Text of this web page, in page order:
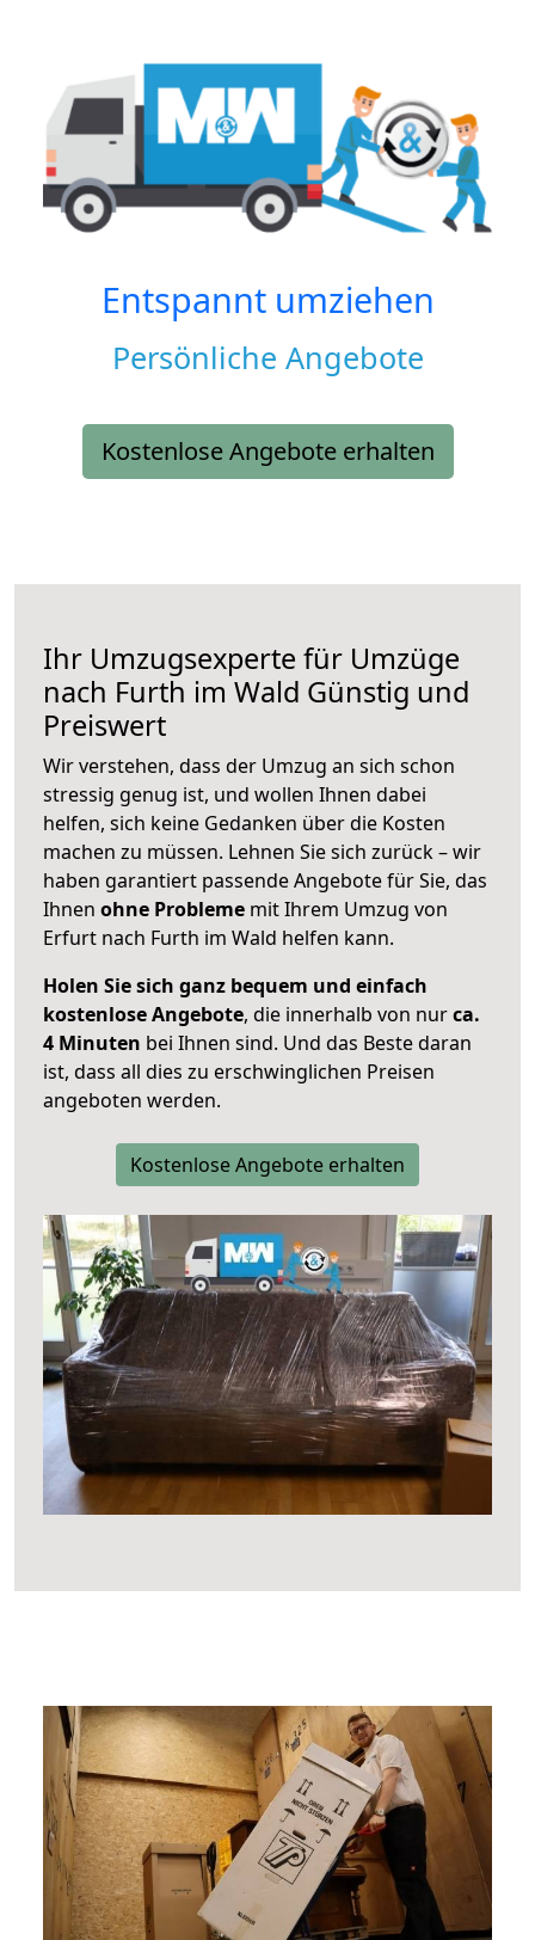
Entspannt umziehen
Persönliche Angebote
Kostenlose Angebote erhalten
Ihr Umzugsexperte für Umzüge
nach Furth im Wald Günstig und
Preiswert
Wir verstehen, dass der Umzug an sich schon
stressig genug ist, und wollen Ihnen dabei
helfen, sich keine Gedanken über die Kosten
machen zu müssen. Lehnen Sie sich zurück – wir
haben garantiert passende Angebote für Sie, das
Ihnen ohne Probleme mit Ihrem Umzug von
Erfurt nach Furth im Wald helfen kann.
Holen Sie sich ganz bequem und einfach
kostenlose Angebote, die innerhalb von nurca.
4 Minuten bei Ihnen sind. Und das Beste daran
ist, dass all dies zu erschwinglichen Preisen
angeboten werden.
Kostenlose Angebote erhalten